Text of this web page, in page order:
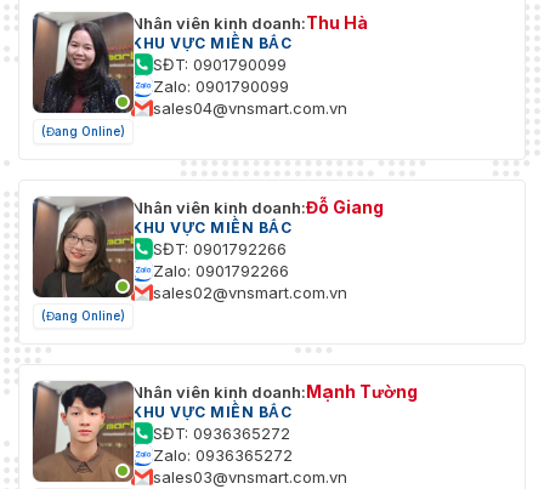
(Đang Online)
Nhân viên kinh doanh:Thu Hà
KHU VỰC MIỀN BẮC
SĐT: 0901790099
Zalo: 0901790099
sales04@vnsmart.com.vn
(Đang Online)
Nhân viên kinh doanh:Đỗ Giang
KHU VỰC MIỀN BẮC
SĐT: 0901792266
Zalo: 0901792266
sales02@vnsmart.com.vn
Nhân viên kinh doanh:Mạnh Tường
KHU VỰC MIỀN BẮC
SĐT: 0936365272
Zalo: 0936365272
sales03@vnsmart.com.vn